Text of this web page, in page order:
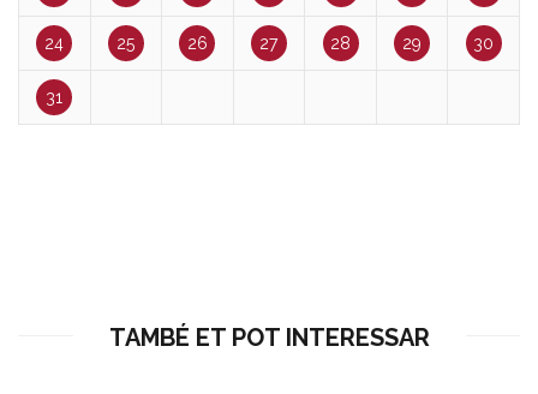
24 25 26 27 28 29 30
31
TAMBÉ ET POT INTERESSAR